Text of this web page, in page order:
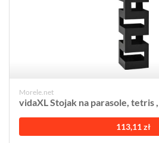
Morele.net
vidaXL Stojak na parasole, tetris
113,11 zł